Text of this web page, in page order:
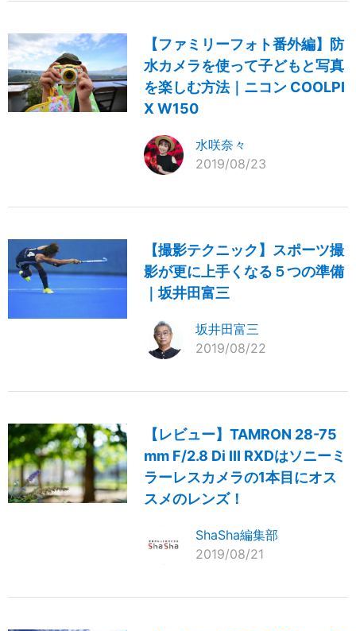
【ファミリーフォト番外編】防
水カメラを使って子どもと写真
を楽しむ方法｜ニコン COOLPI
X W150
水咲奈々
2019/08/23
【撮影テクニック】スポーツ撮
影が更に上手くなる５つの準備
｜坂井田富三
坂井田富三
2019/08/22
【レビュー】TAMRON 28-75
mm F/2.8 Di III RXDはソニーミ
ラーレスカメラの1本目にオス
スメのレンズ！
ShaSha編集部
2019/08/21